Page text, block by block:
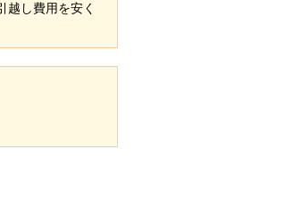
越し費用を安く